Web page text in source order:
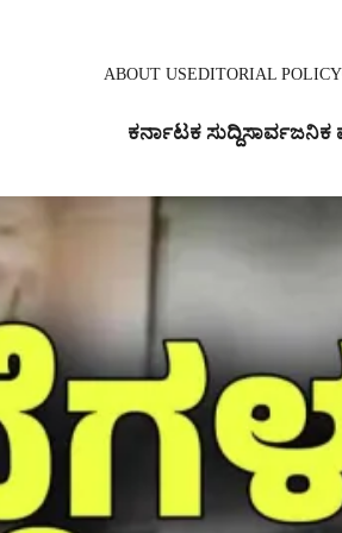
ABOUT USEDITORIAL POLICY
ಕರ್ನಾಟಕ ಸುದ್ದಿಸಾರ್ವಜನಿಕ